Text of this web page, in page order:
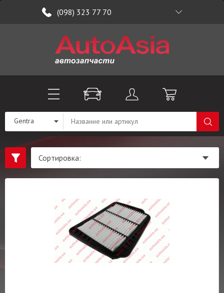
(098) 323 77 70
Gentra